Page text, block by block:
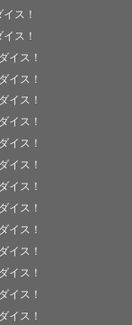
ス！
ス！
ス！
ス！
ス！
ス！
ス！
ス！
ス！
ス！
ス！
ス！
ス！
ス！
ス！